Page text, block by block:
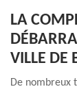
LA
VILLE DE
De nombreux